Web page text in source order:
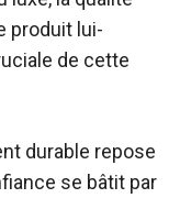
produit lui-
de cette
durable repose
se bâtit par